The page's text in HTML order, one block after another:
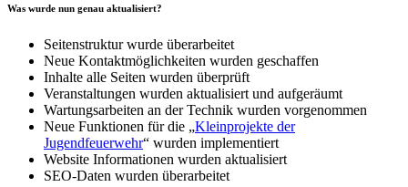
Was wurde nun genau aktualisiert?
Seitenstruktur wurde überarbeitet
Neue Kontaktmöglichkeiten wurden geschaffen
Inhalte alle Seiten wurden überprüft
Veranstaltungen wurden aktualisiert und aufgeräumt
Wartungsarbeiten an der Technik wurden vorgenommen
Neue Funktionen für die „Kleinprojekte der
Jugendfeuerwehr“ wurden implementiert
Website Informationen wurden aktualisiert
SEO-Daten wurden überarbeitet